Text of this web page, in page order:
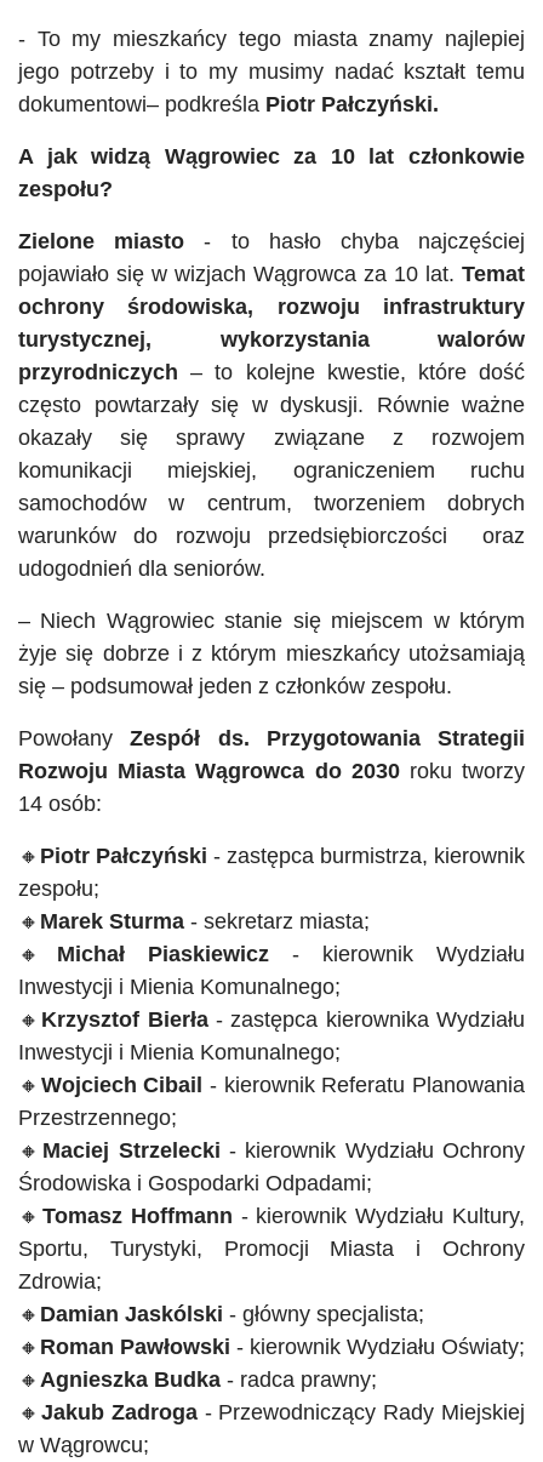
- To my mieszkańcy tego miasta znamy najlepiej
jego potrzeby i to my musimy nadać kształt temu
dokumentowi– podkreśla Piotr Pałczyński.
A jak widzą Wągrowiec za 10 lat członkowie
zespołu?
Zielone miasto - to hasło chyba najczęściej
pojawiało się w wizjach Wągrowca za 10 lat. Temat
ochrony środowiska, rozwoju infrastruktury
turystycznej, wykorzystania walorów
przyrodniczych – to kolejne kwestie, które dość
często powtarzały się w dyskusji. Równie ważne
okazały się sprawy związane z rozwojem
komunikacji miejskiej, ograniczeniem ruchu
samochodów w centrum, tworzeniem dobrych
warunków do rozwoju przedsiębiorczości oraz
udogodnień dla seniorów.
– Niech Wągrowiec stanie się miejscem w którym
żyje się dobrze i z którym mieszkańcy utożsamiają
się – podsumował jeden z członków zespołu.
PowołanyZespół ds. Przygotowania Strategii
Rozwoju Miasta Wągrowca do 2030roku tworzy
14 osób:
🔸 Piotr Pałczyński - zastępca burmistrza, kierownik
zespołu;
🔸 Marek Sturma - sekretarz miasta;
🔸 Michał Piaskiewicz - kierownik Wydziału
Inwestycji i Mienia Komunalnego;
🔸 Krzysztof Bierła- zastępca kierownika Wydziału
Inwestycji i Mienia Komunalnego;
🔸 Wojciech Cibail - kierownikReferatu Planowania
Przestrzennego;
🔸 Maciej Strzelecki - kierownik Wydziału Ochrony
Środowiska i Gospodarki Odpadami;
🔸 Tomasz Hoffmann - kierownik Wydziału Kultury,
Sportu, Turystyki, Promocji Miasta i Ochrony
Zdrowia;
🔸 Damian Jaskólski - główny specjalista;
🔸 Roman Pawłowski - kierownik Wydziału Oświaty;
🔸 Agnieszka Budka - radca prawny;
🔸 Jakub Zadroga- Przewodniczący Rady Miejskiej
w Wągrowcu;